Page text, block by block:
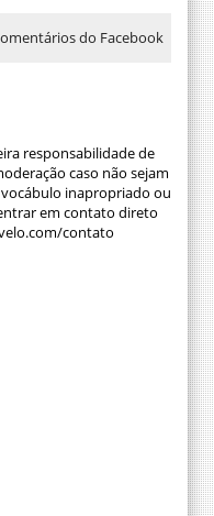
do Facebook
responsabilidade de
caso não sejam
inapropriado ou
em contato direto
contato